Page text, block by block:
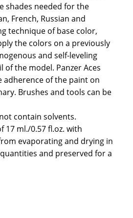
shades needed for the
French, Russian and
technique of base color,
the colors on a previously
and self-leveling
the model. Panzer Aces
of the paint on
Brushes and tools can be
contain solvents.
17 ml./0.57 fl.oz. with
evaporating and drying in
and preserved for a